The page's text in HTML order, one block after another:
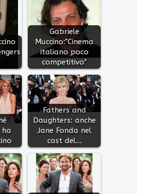
Gabriele
Muccino:"Cinema
italiano poco
competitivo"
ha
Fathers and
Daughters: anche
Jane Fonda nel
cast del…